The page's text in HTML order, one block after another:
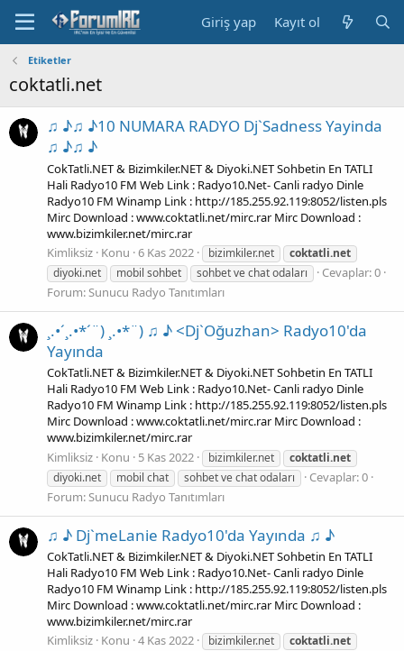
Giriş yap Kayıt ol
Etiketler
coktatli.net
♫ ♪♫ ♪10 NUMARA RADYO Dj`Sadness Yayinda
♫ ♪♫ ♪
CokTatli.NET & Bizimkiler.NET & Diyoki.NET Sohbetin En TATLI
Hali Radyo10 FM Web Link : Radyo10.Net- Canli radyo Dinle
Radyo10 FM Winamp Link : http://185.255.92.119:8052/listen.pls
Mirc Download : www.coktatli.net/mirc.rar Mirc Download :
www.bizimkiler.net/mirc.rar
Kimliksiz Konu 6 Kas 2022 bizimkiler.net
coktatli.net
diyoki.net
mobil sohbet sohbet ve chat odaları
Cevaplar: 0
Forum:Sunucu Radyo Tanıtımları
¸.•´¸.•*´¨) ¸.•*¨) ♫ ♪ <Dj`Oğuzhan> Radyo10'da
Yayında
CokTatli.NET & Bizimkiler.NET & Diyoki.NET Sohbetin En TATLI
Hali Radyo10 FM Web Link : Radyo10.Net- Canli radyo Dinle
Radyo10 FM Winamp Link : http://185.255.92.119:8052/listen.pls
Mirc Download : www.coktatli.net/mirc.rar Mirc Download :
www.bizimkiler.net/mirc.rar
Kimliksiz Konu 5 Kas 2022 bizimkiler.net
coktatli.net
diyoki.net
mobil chat sohbet ve chat odaları
Cevaplar: 0
Forum:Sunucu Radyo Tanıtımları
♫ ♪ Dj`meLanie Radyo10'da Yayında ♫ ♪
CokTatli.NET & Bizimkiler.NET & Diyoki.NET Sohbetin En TATLI
Hali Radyo10 FM Web Link : Radyo10.Net- Canli radyo Dinle
Radyo10 FM Winamp Link : http://185.255.92.119:8052/listen.pls
Mirc Download : www.coktatli.net/mirc.rar Mirc Download :
www.bizimkiler.net/mirc.rar
Kimliksiz Konu 4 Kas 2022 bizimkiler.net
coktatli.net